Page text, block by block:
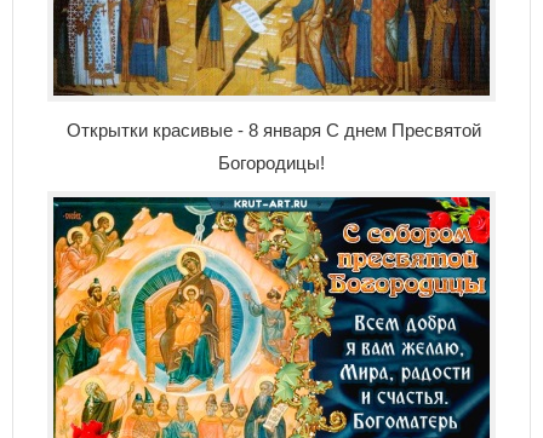
Открытки красивые - 8 января С днем Пресвятой
Богородицы!